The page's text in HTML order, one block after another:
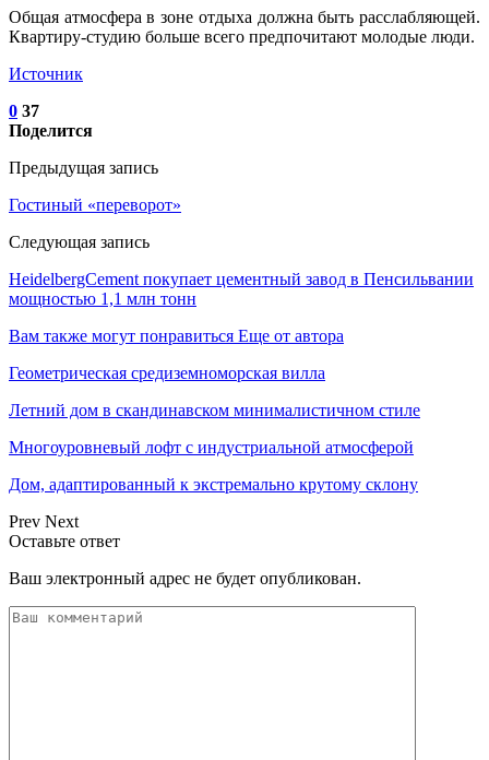
Общая атмосфера в зоне отдыха должна быть расслабляющей.
Квартиру-студию больше всего предпочитают молодые люди.
Источник
0 37
Поделится
Предыдущая запись
Гостиный «переворот»
Следующая запись
HeidelbergCement покупает цементный завод в Пенсильвании
мощностью 1,1 млн тонн
Вам также могут понравиться Еще от автора
Геометрическая средиземноморская вилла
Летний дом в скандинавском минималистичном стиле
Многоуровневый лофт с индустриальной атмосферой
Дом, адаптированный к экстремально крутому склону
Prev Next
Оставьте ответ
Ваш электронный адрес не будет опубликован.